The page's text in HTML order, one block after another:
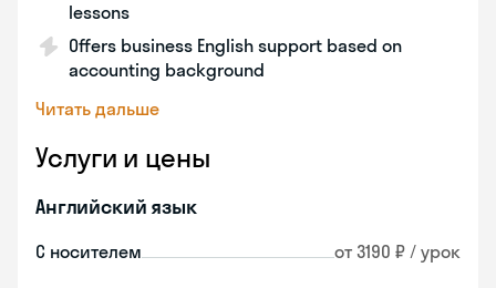
lessons
Offers business English support based on
accounting background
Читать дальше
Услуги и цены
Английский язык
С носителем от 3190 ₽ / урок